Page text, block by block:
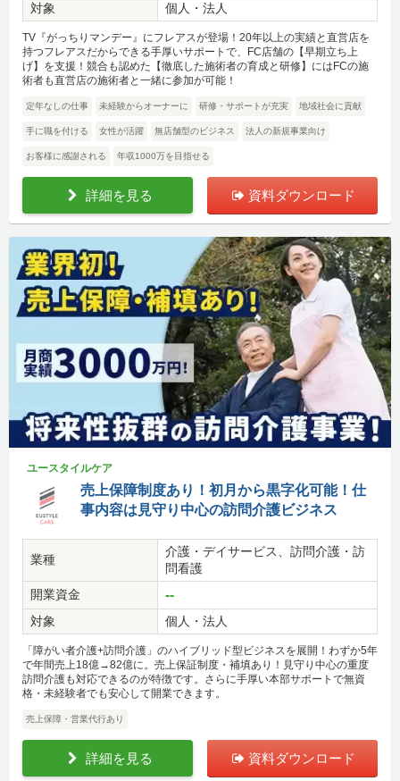
対象 個人・法人
TV『がっちりマンデー』にフレアスが登場！20年以上の実績と直営店を
持つフレアスだからできる手厚いサポートで、FC店舗の【早期立ち上
げ】を支援！競合も認めた【徹底した施術者の育成と研修】にはFCの施
術者も直営店の施術者と一緒に参加が可能！
定年なしの仕事 未経験からオーナーに 研修・サポートが充実 地域社会に貢献
手に職を付ける 女性が活躍 無店舗型のビジネス 法人の新規事業向け
お客様に感謝される 年収1000万を目指せる
詳細を見る 資料ダウンロード
ユースタイルケア
売上保障制度あり！初月から黒字化可能！仕
事内容は見守り中心の訪問介護ビジネス
業種
介護・デイサービス、訪問介護・訪
問看護
開業資金
--
対象 個人・法人
「障がい者介護+訪問介護」のハイブリッド型ビジネスを展開！わずか5年
で年間売上18億→82億に。売上保証制度・補填あり！見守り中心の重度
訪問介護も対応できるのが特徴です。さらに手厚い本部サポートで無資
格・未経験者でも安心して開業できます。
売上保障・営業代行あり
詳細を見る 資料ダウンロード